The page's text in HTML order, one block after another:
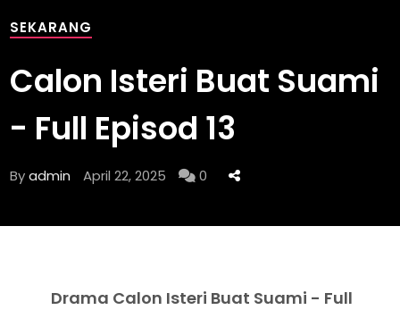
SEKARANG
Calon Isteri Buat Suami
- Full Episod 13
Byadmin April 22, 2025 0
Drama Calon Isteri Buat Suami - Full